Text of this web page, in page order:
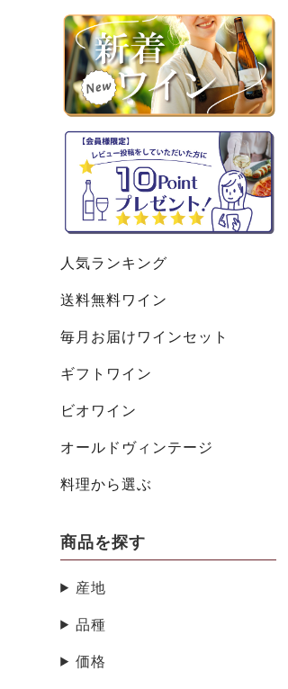
人気ランキング
送料無料ワイン
毎月お届けワインセット
ギフトワイン
ビオワイン
オールドヴィンテージ
料理から選ぶ
商品を探す
産地
品種
価格